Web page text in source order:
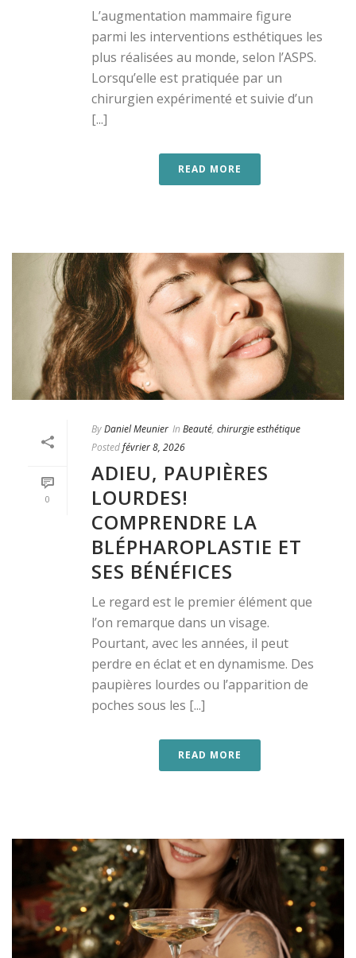
L’augmentation mammaire figure
parmi les interventions esthétiques les
plus réalisées au monde, selon l’ASPS.
Lorsqu’elle est pratiquée par un
chirurgien expérimenté et suivie d’un
[...]
READ MORE
0
ByDaniel Meunier In Beauté, chirurgie esthétique
Postedfévrier 8, 2026
ADIEU, PAUPIÈRES
LOURDES!
COMPRENDRE LA
BLÉPHAROPLASTIE ET
SES BÉNÉFICES
Le regard est le premier élément que
l’on remarque dans un visage.
Pourtant, avec les années, il peut
perdre en éclat et en dynamisme. Des
paupières lourdes ou l’apparition de
poches sous les [...]
READ MORE